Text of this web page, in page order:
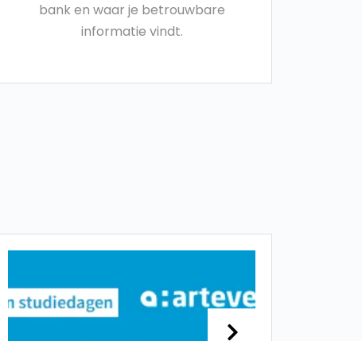
bank en waar je betrouwbare
informatie vindt.